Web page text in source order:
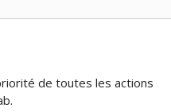
de toutes les actions